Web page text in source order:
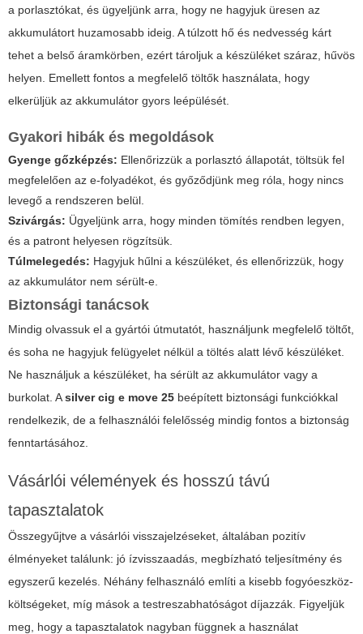
a porlasztókat, és ügyeljünk arra, hogy ne hagyjuk üresen az
akkumulátort huzamosabb ideig. A túlzott hő és nedvesség kárt
tehet a belső áramkörben, ezért tároljuk a készüléket száraz, hűvös
helyen. Emellett fontos a megfelelő töltők használata, hogy
elkerüljük az akkumulátor gyors leépülését.
Gyakori hibák és megoldások
Gyenge gőzképzés: Ellenőrizzük a porlasztó állapotát, töltsük fel
megfelelően az e-folyadékot, és győződjünk meg róla, hogy nincs
levegő a rendszeren belül.
Szivárgás: Ügyeljünk arra, hogy minden tömítés rendben legyen,
és a patront helyesen rögzítsük.
Túlmelegedés: Hagyjuk hűlni a készüléket, és ellenőrizzük, hogy
az akkumulátor nem sérült-e.
Biztonsági tanácsok
Mindig olvassuk el a gyártói útmutatót, használjunk megfelelő töltőt,
és soha ne hagyjuk felügyelet nélkül a töltés alatt lévő készüléket.
Ne használjuk a készüléket, ha sérült az akkumulátor vagy a
burkolat. Asilver cig e move 25 beépített biztonsági funkciókkal
rendelkezik, de a felhasználói felelősség mindig fontos a biztonság
fenntartásához.
Vásárlói vélemények és hosszú távú
tapasztalatok
Összegyűjtve a vásárlói visszajelzéseket, általában pozitív
élményeket találunk: jó ízvisszaadás, megbízható teljesítmény és
egyszerű kezelés. Néhány felhasználó említi a kisebb fogyóeszköz-
költségeket, míg mások a testreszabhatóságot díjazzák. Figyeljük
meg, hogy a tapasztalatok nagyban függnek a használat